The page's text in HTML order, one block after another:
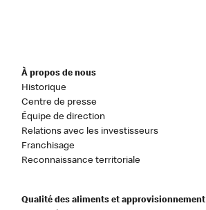
À propos de nous
Historique
Centre de presse
Équipe de direction
Relations avec les investisseurs
Franchisage
Reconnaissance territoriale
Qualité des aliments et approvisionnement